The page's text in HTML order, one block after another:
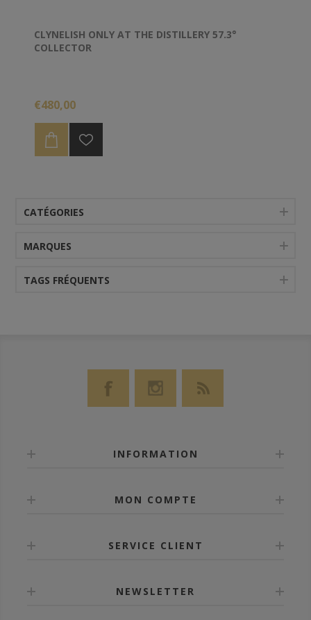
CLYNELISH ONLY AT THE DISTILLERY 57.3°
COLLECTOR
€480,00
CATÉGORIES
MARQUES
TAGS FRÉQUENTS
INFORMATION
MON COMPTE
SERVICE CLIENT
NEWSLETTER